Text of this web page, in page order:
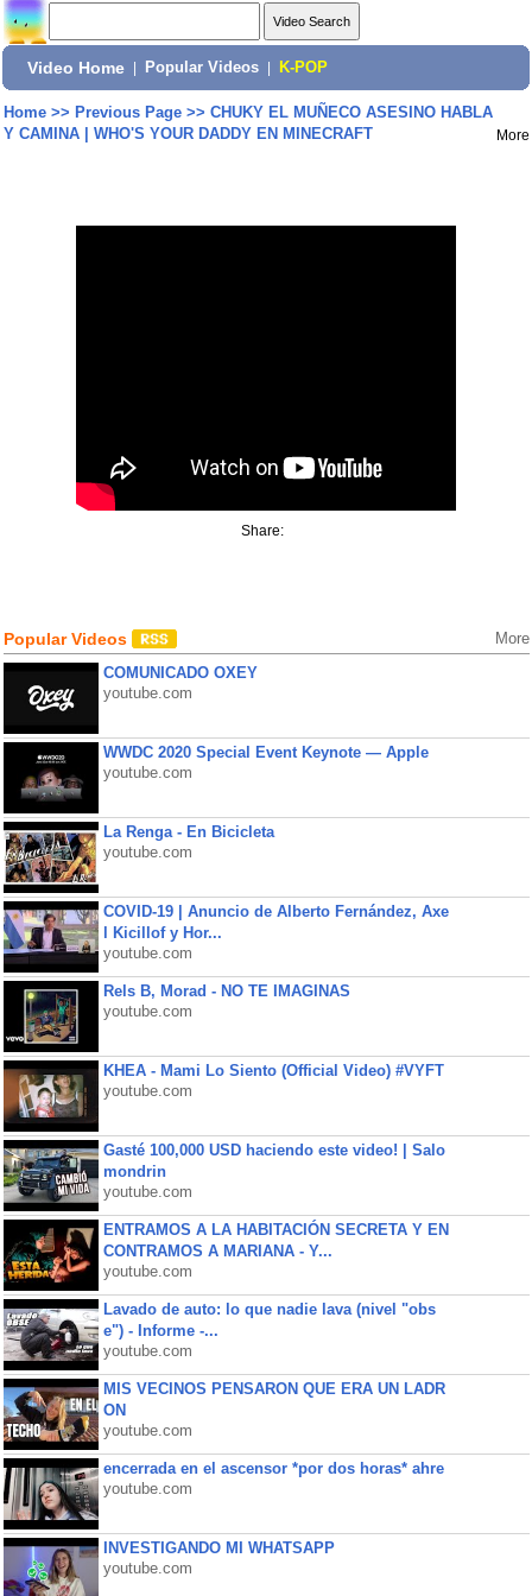
Video Home Popular Videos K-POP
Home>> Previous Page>> CHUKY EL MUÑECO ASESINO HABLA
Y CAMINA | WHO'S YOUR DADDY EN MINECRAFT
More
Share:
Popular Videos More
COMUNICADO OXEY
youtube.com
WWDC 2020 Special Event Keynote — Apple
youtube.com
La Renga - En Bicicleta
youtube.com
COVID-19 | Anuncio de Alberto Fernández, Axe
l Kicillof y Hor...
youtube.com
Rels B, Morad - NO TE IMAGINAS
youtube.com
KHEA - Mami Lo Siento (Official Video) #VYFT
youtube.com
Gasté 100,000 USD haciendo este video! | Salo
mondrin
youtube.com
ENTRAMOS A LA HABITACIÓN SECRETA Y EN
CONTRAMOS A MARIANA - Y...
youtube.com
Lavado de auto: lo que nadie lava (nivel "obs
e") - Informe -...
youtube.com
MIS VECINOS PENSARON QUE ERA UN LADR
ON
youtube.com
encerrada en el ascensor *por dos horas* ahre
youtube.com
INVESTIGANDO MI WHATSAPP
youtube.com